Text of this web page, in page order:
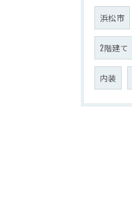
浜松市
2階建て
内装